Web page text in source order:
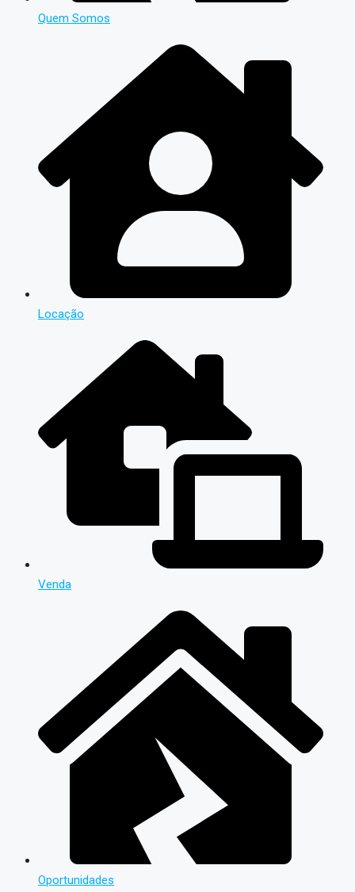
Quem Somos
Locação
Venda
Oportunidades